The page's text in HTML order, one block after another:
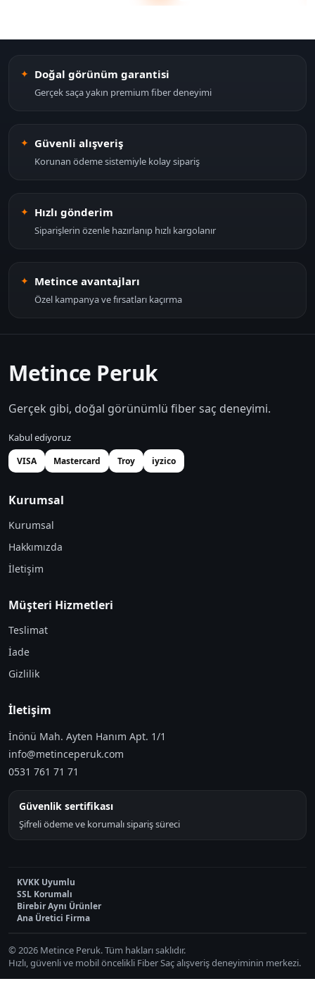
Doğal görünüm garantisi
Gerçek saça yakın premium fiber deneyimi
Güvenli alışveriş
Korunan ödeme sistemiyle kolay sipariş
Hızlı gönderim
Siparişlerin özenle hazırlanıp hızlı kargolanır
Metince avantajları
Özel kampanya ve fırsatları kaçırma
Metince Peruk
Gerçek gibi, doğal görünümlü fiber saç deneyimi.
Kabul ediyoruz
VISA Mastercard Troy iyzico
Kurumsal
Kurumsal
Hakkımızda
İletişim
Müşteri Hizmetleri
Teslimat
İade
Gizlilik
İletişim
İnönü Mah. Ayten Hanım Apt. 1/1
info@metinceperuk.com
0531 761 71 71
Güvenlik sertifikası
Şifreli ödeme ve korumalı sipariş süreci
KVKK Uyumlu
SSL Korumalı
Birebir Aynı Ürünler
Ana Üretici Firma
© 2026 Metince Peruk. Tüm hakları saklıdır.
Hızlı, güvenli ve mobil öncelikli Fiber Saç alışveriş deneyiminin merkezi.